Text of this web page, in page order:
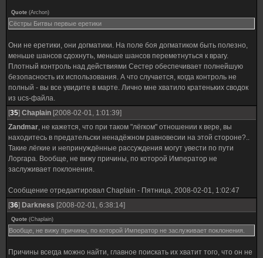
Quote (Archon)
Сёстры Битвы первые еретики
Они не еретики, они догматики. На поле боя догматиком быть полезно,
меньше шансов сдохнуть, меньше шансов переметнуться к врагу.
Плотный контроль над действиями Сестер обеспечивает полнейшую
безопасность их использования. А что случается, когда контроль не
полный - вы все увидите в марте. Лично мне хватило кратеньких сводок
из ucs-файла.
[35] Chaplain [2008-02-01, 1:01:39]
Zandmar, не кажется, что при таком "лёгком" отношении к вере, вы
находитесь в предательски ненадёжном равновесии на этой стороне?..
Такие лёгкие и непринуждённые рассуждения могут увести по пути
Лоргара. Вообще, не вижу причины, по которой Император не
заслуживает поклонения.
Сообщение отредактировал Chaplain - Пятница, 2008-02-01, 1:02:47
[36] Darkness [2008-02-01, 6:38:14]
Quote (Chaplain)
Вообще, не вижу причины, по которой Император не заслуживает поклонения.
Причины всегда можно найти, главное поискать их хватит того, что он не